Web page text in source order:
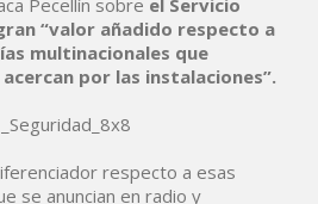
Pecellín sobre el Servicio
“valor añadido respecto a
multinacionales que
por las instalaciones”.
respecto a esas
se anuncian en radio y